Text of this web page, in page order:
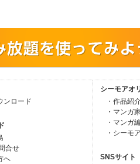
ンロード
合せ
へ
シーモアオ
・作品紹
・マンガ
・マンガ
・シーモ
SNSサイト